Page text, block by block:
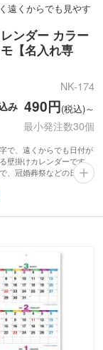
遠くからでも見やす
ンダー カラー
【名入れ専
NK-174
み 490円(税込)～
最小発注数30個
で、遠くからでも日付が
壁掛けカレンダーです。
、冠婚葬祭などの日取り
も便利。4段に分かれたメ
、家族それぞれの予定や
群です。
間しっかりアピールでき
ティアイテムです。